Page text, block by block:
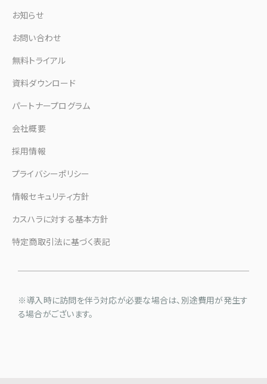
お知らせ
お問い合わせ
無料トライアル
資料ダウンロード
パートナープログラム
会社概要
採用情報
プライバシーポリシー
情報セキュリティ方針
カスハラに対する基本方針
特定商取引法に基づく表記
※導入時に訪問を伴う対応が必要な場合は、別途費用が発生す
る場合がございます。